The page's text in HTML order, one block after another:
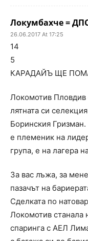
Локумбахче =
26.06.2017 At 17:25
14
5
КАРАДАЙЪ ЩЕ
Локомотив Пловдив
лятната си
Боринския
е племеник на
група, е на лагера
За вас лъжа, за
пазачът на
Сделката по
Локомотив станала
спаринга с АЕЛ